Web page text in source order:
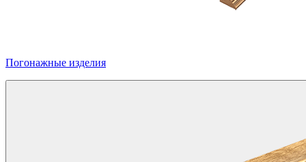
Погонажные изделия